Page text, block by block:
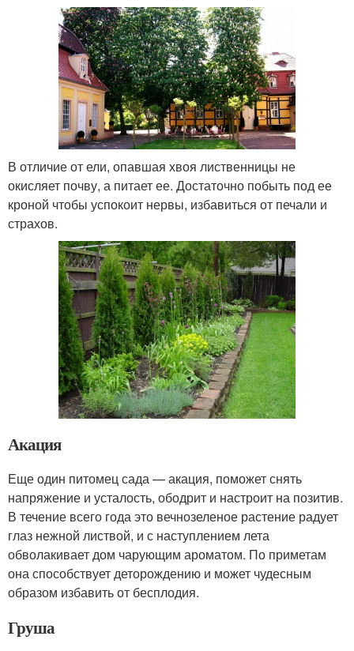
В отличие от ели, опавшая хвоя лиственницы не
окисляет почву, а питает ее. Достаточно побыть под ее
кроной чтобы успокоит нервы, избавиться от печали и
страхов.
Акация
Еще один питомец сада — акация, поможет снять
напряжение и усталость, ободрит и настроит на позитив.
В течение всего года это вечнозеленое растение радует
глаз нежной листвой, и с наступлением лета
обволакивает дом чарующим ароматом. По приметам
она способствует деторождению и может чудесным
образом избавить от бесплодия.
Груша